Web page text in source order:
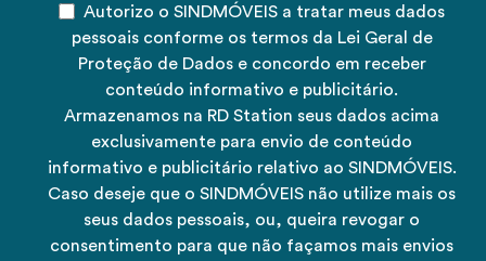
Autorizo o SINDMÓVEIS a tratar meus dados
pessoais conforme os termos da Lei Geral de
Proteção de Dados e concordo em receber
conteúdo informativo e publicitário.
Armazenamos na RD Station seus dados acima
exclusivamente para envio de conteúdo
informativo e publicitário relativo ao SINDMÓVEIS.
Caso deseje que o SINDMÓVEIS não utilize mais os
seus dados pessoais, ou, queira revogar o
consentimento para que não façamos mais envios